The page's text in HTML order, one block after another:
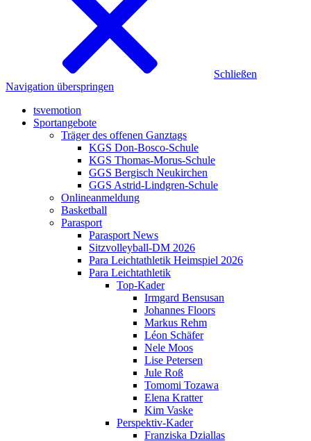
Schließen
Navigation überspringen
tsvemotion
Sportangebote
Träger des offenen Ganztags
KGS Don-Bosco-Schule
KGS Thomas-Morus-Schule
GGS Bergisch Neukirchen
GGS Astrid-Lindgren-Schule
Onlineanmeldung
Basketball
Parasport
Parasport News
Sitzvolleyball-DM 2026
Para Leichtathletik Heimspiel 2026
Para Leichtathletik
Top-Kader
Irmgard Bensusan
Johannes Floors
Markus Rehm
Léon Schäfer
Nele Moos
Lise Petersen
Jule Roß
Tomomi Tozawa
Elena Kratter
Kim Vaske
Perspektiv-Kader
Franziska Dziallas